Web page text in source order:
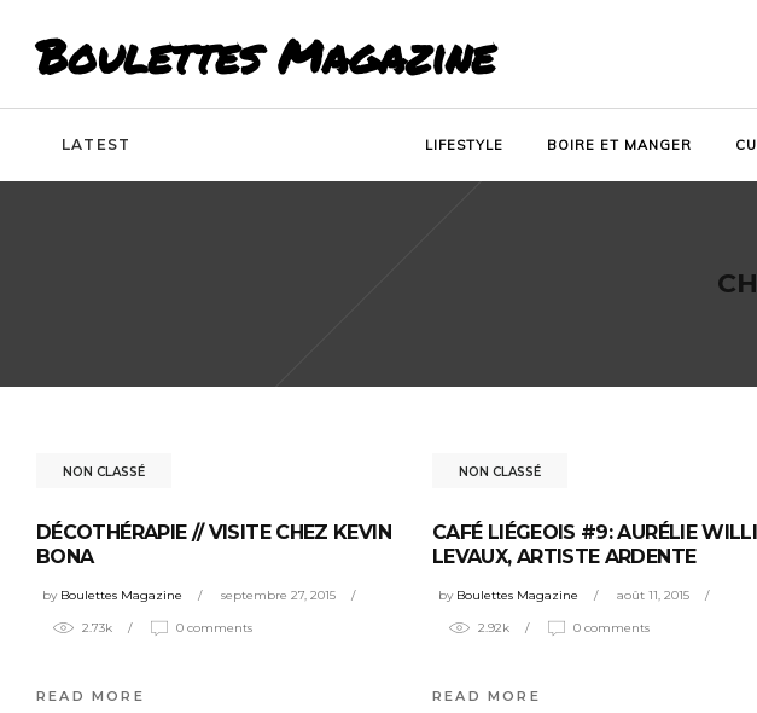
Boulettes Magazine
LATEST LIFESTYLE BOIRE ET MANGER
NON CLASSÉ
DÉCOTHÉRAPIE // VISITE CHEZ KEVIN
BONA
by Boulettes Magazine septembre 27, 2015
2.73k 0 comments
READ MORE
NON CLASSÉ
CAFÉ LIÉGEOIS #9: AURÉLIE
LEVAUX, ARTISTE ARDENTE
by Boulettes Magazine août 11, 2015
2.92k 0 comments
READ MORE